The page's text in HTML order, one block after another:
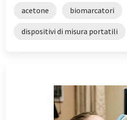
acetone biomarcatori
dispositivi di misura portatili